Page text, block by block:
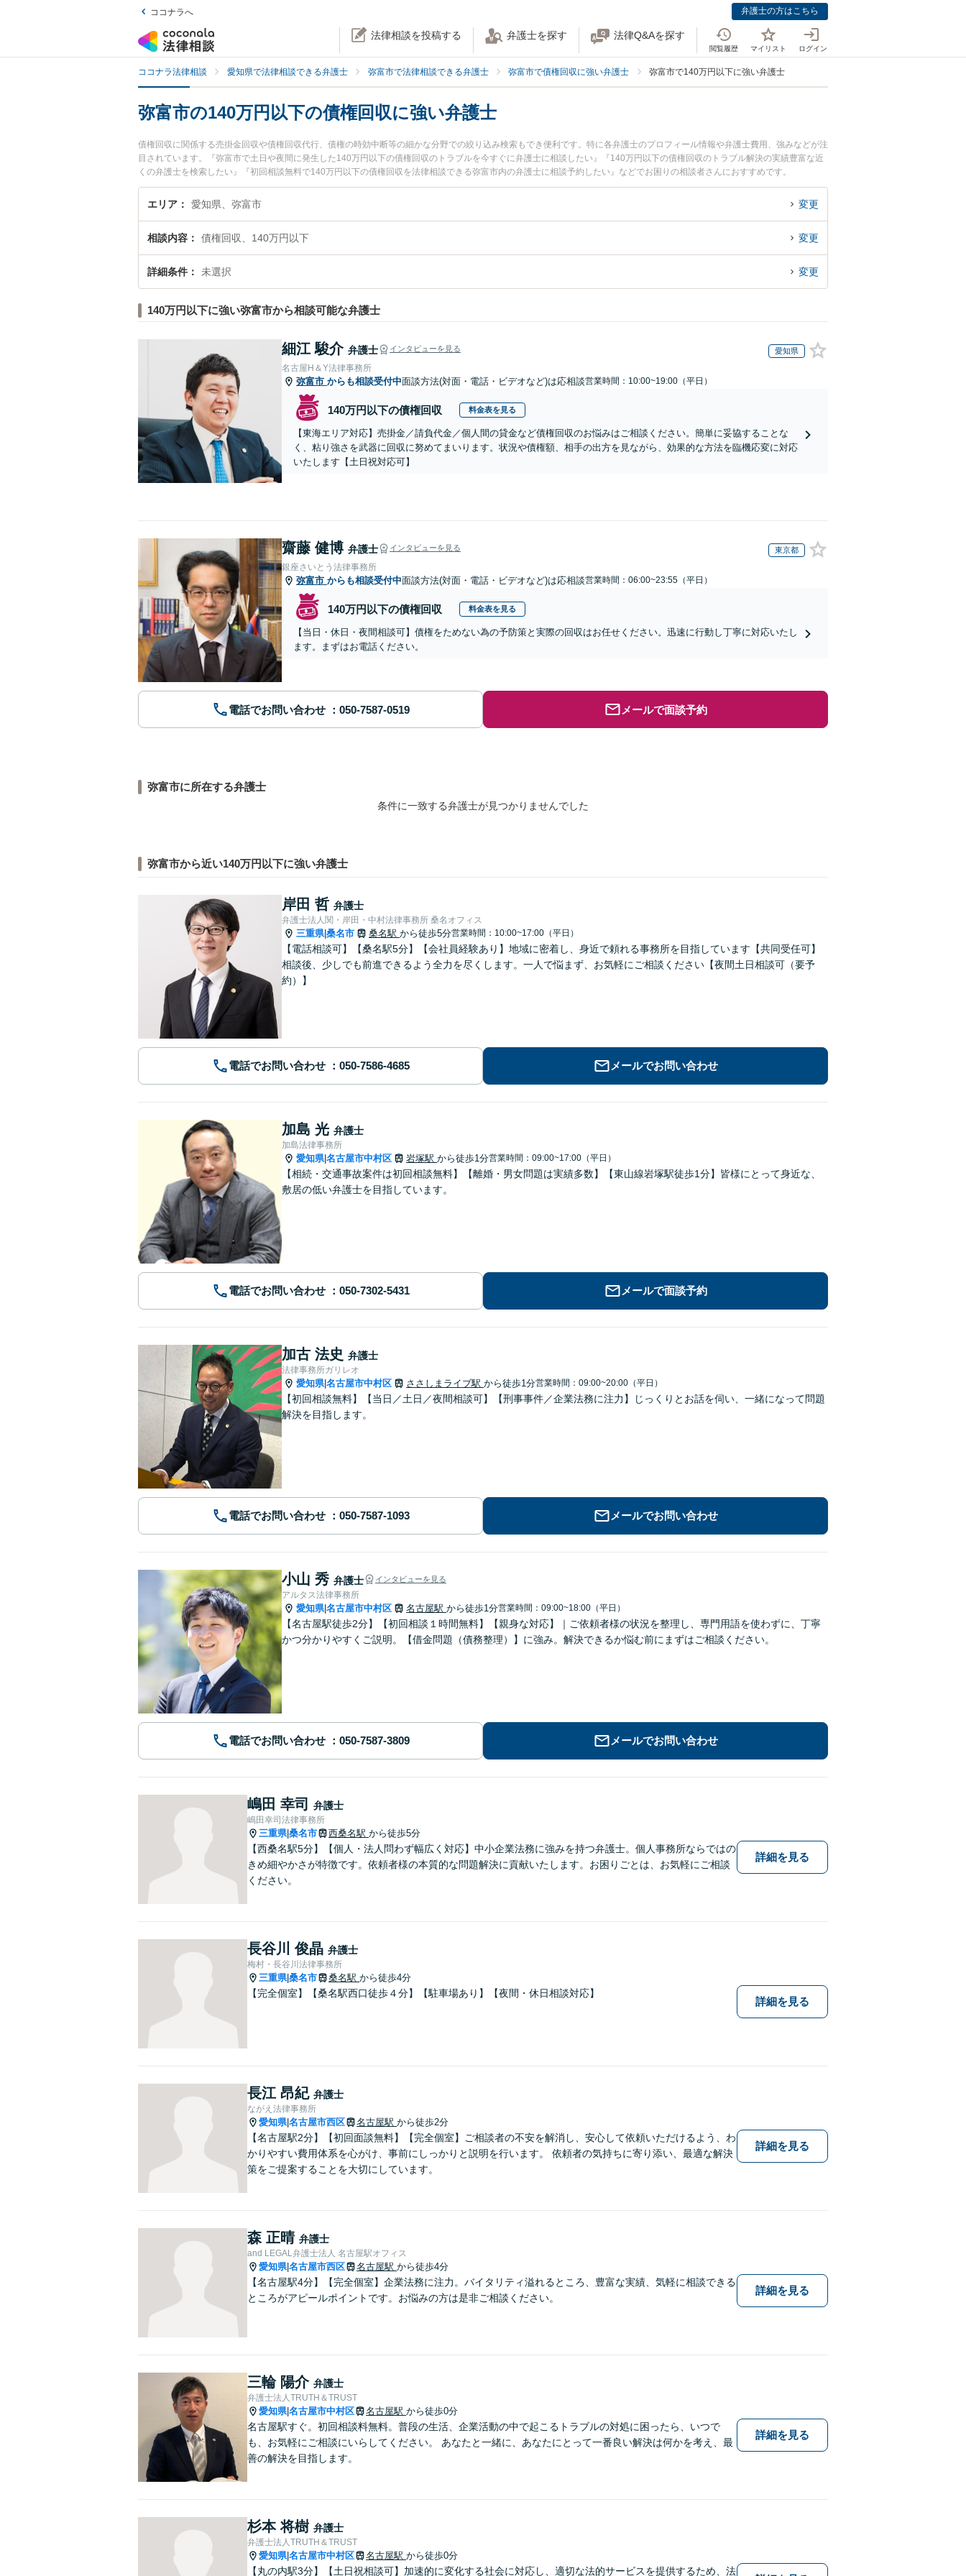
ココナラへ 弁護士の方はこちら
法律相談を投稿する 弁護士を探す 法律Q&Aを探す
閲覧履歴 マイリスト ログイン
ココナラ法律相談 愛知県で法律相談できる弁護士 弥富市で法律相談できる弁護士 弥富市で債権回収に強い弁護士 弥富市で140万円以下に強い弁護士
弥富市の140万円以下の債権回収に強い弁護士
債権回収に関係する売掛金回収や債権回収代行、債権の時効中断等の細かな分野での絞り込み検索もでき便利です。特に各弁護士のプロフィール情報や弁護士費用、強みなどが注
目されています。『弥富市で土日や夜間に発生した140万円以下の債権回収のトラブルを今すぐに弁護士に相談したい』『140万円以下の債権回収のトラブル解決の実績豊富な近
くの弁護士を検索したい』『初回相談無料で140万円以下の債権回収を法律相談できる弥富市内の弁護士に相談予約したい』などでお困りの相談者さんにおすすめです。
エリア 愛知県、弥富市 変更
相談内容 債権回収、140万円以下 変更
詳細条件 未選択 変更
140万円以下に強い弥富市から相談可能な弁護士
細江 駿介 弁護士 インタビューを見る 愛知県
名古屋H＆Y法律事務所
弥富市 からも相談受付中面談方法(対面・電話・ビデオなど)は応相談営業時間：10:00~19:00（平日）
140万円以下の債権回収 料金表を見る
【東海エリア対応】売掛金／請負代金／個人間の貸金など債権回収のお悩みはご相談ください。簡単に妥協することな
く、粘り強さを武器に回収に努めてまいります。状況や債権額、相手の出方を見ながら、効果的な方法を臨機応変に対応
いたします【土日祝対応可】
齋藤 健博 弁護士 インタビューを見る 東京都
銀座さいとう法律事務所
弥富市 からも相談受付中面談方法(対面・電話・ビデオなど)は応相談営業時間：06:00~23:55（平日）
140万円以下の債権回収 料金表を見る
【当日・休日・夜間相談可】債権をためない為の予防策と実際の回収はお任せください。迅速に行動し丁寧に対応いたし
ます。まずはお電話ください。
電話でお問い合わせ メールで面談予約
弥富市に所在する弁護士
条件に一致する弁護士が見つかりませんでした
弥富市から近い140万円以下に強い弁護士
岸田 哲 弁護士
弁護士法人関・岸田・中村法律事務所 桑名オフィス
三重県|桑名市 桑名駅 から徒歩5分営業時間：10:00~17:00（平日）
【電話相談可】【桑名駅5分】【会社員経験あり】地域に密着し、身近で頼れる事務所を目指しています【共同受任可】
相談後、少しでも前進できるよう全力を尽くします。一人で悩まず、お気軽にご相談ください【夜間土日相談可（要予
約）】
電話でお問い合わせ メールでお問い合わせ
加島 光 弁護士
加島法律事務所
愛知県|名古屋市中村区 岩塚駅 から徒歩1分営業時間：09:00~17:00（平日）
【相続・交通事故案件は初回相談無料】【離婚・男女問題は実績多数】【東山線岩塚駅徒歩1分】皆様にとって身近な、
敷居の低い弁護士を目指しています。
電話でお問い合わせ メールで面談予約
加古 法史 弁護士
法律事務所ガリレオ
愛知県|名古屋市中村区 ささしまライブ駅 から徒歩1分営業時間：09:00~20:00（平日）
【初回相談無料】【当日／土日／夜間相談可】【刑事事件／企業法務に注力】じっくりとお話を伺い、一緒になって問題
解決を目指します。
電話でお問い合わせ メールでお問い合わせ
小山 秀 弁護士 インタビューを見る
アルタス法律事務所
愛知県|名古屋市中村区 名古屋駅 から徒歩1分営業時間：09:00~18:00（平日）
【名古屋駅徒歩2分】【初回相談１時間無料】【親身な対応】｜ご依頼者様の状況を整理し、専門用語を使わずに、丁寧
かつ分かりやすくご説明。【借金問題（債務整理）】に強み。解決できるか悩む前にまずはご相談ください。
電話でお問い合わせ メールでお問い合わせ
嶋田 幸司 弁護士
嶋田幸司法律事務所
三重県|桑名市 西桑名駅 から徒歩5分
【西桑名駅5分】【個人・法人問わず幅広く対応】中小企業法務に強みを持つ弁護士。個人事務所ならではの
きめ細やかさが特徴です。依頼者様の本質的な問題解決に貢献いたします。お困りごとは、お気軽にご相談
ください。
詳細を見る
長谷川 俊晶 弁護士
梅村・長谷川法律事務所
三重県|桑名市 桑名駅 から徒歩4分
【完全個室】【桑名駅西口徒歩４分】【駐車場あり】【夜間・休日相談対応】
詳細を見る
長江 昂紀 弁護士
ながえ法律事務所
愛知県|名古屋市西区 名古屋駅 から徒歩2分
【名古屋駅2分】【初回面談無料】【完全個室】ご相談者の不安を解消し、安心して依頼いただけるよう、わ
かりやすい費用体系を心がけ、事前にしっかりと説明を行います。 依頼者の気持ちに寄り添い、最適な解決
策をご提案することを大切にしています。
詳細を見る
森 正晴 弁護士
and LEGAL弁護士法人 名古屋駅オフィス
愛知県|名古屋市西区 名古屋駅 から徒歩4分
【名古屋駅4分】【完全個室】企業法務に注力。バイタリティ溢れるところ、豊富な実績、気軽に相談できる
ところがアピールポイントです。お悩みの方は是非ご相談ください。
詳細を見る
三輪 陽介 弁護士
弁護士法人TRUTH＆TRUST
愛知県|名古屋市中村区 名古屋駅 から徒歩0分
名古屋駅すぐ。初回相談料無料。普段の生活、企業活動の中で起こるトラブルの対処に困ったら、いつで
も、お気軽にご相談にいらしてください。 あなたと一緒に、あなたにとって一番良い解決は何かを考え、最
善の解決を目指します。
詳細を見る
杉本 将樹 弁護士
弁護士法人TRUTH＆TRUST
愛知県|名古屋市中村区 名古屋駅 から徒歩0分
【丸の内駅3分】【土日祝相談可】加速的に変化する社会に対応し、適切な法的サービスを提供するため、法